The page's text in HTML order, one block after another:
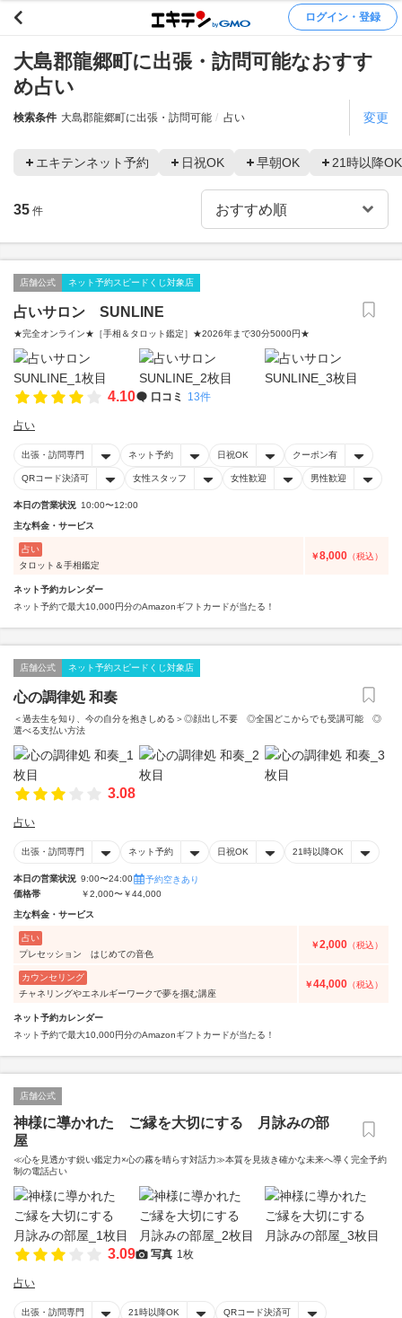
ログイン・登録
大島郡龍郷町に出張・訪問可能なおすす
め占い
検索条件 大島郡龍郷町に出張・訪問可能 占い 変更
エキテンネット予約 日祝OK 早朝OK 21時以降OK
35 件
店舗公式 ネット予約スピードくじ対象店
占いサロン SUNLINE
★完全オンライン★［手相＆タロット鑑定］★2026年まで30分5000円★
4.10 口コミ 13件
占い
出張・訪問専門 ネット予約 日祝OK クーポン有
QRコード決済可 女性スタッフ 女性歓迎 男性歓迎
本日の営業状況 10:00〜12:00
主な料金・サービス
占い
タロット＆手相鑑定
￥8,000 （税込）
ネット予約カレンダー
ネット予約で最大10,000円分のAmazonギフトカードが当たる！
店舗公式 ネット予約スピードくじ対象店
心の調律処 和奏
＜過去生を知り、今の自分を抱きしめる＞◎顔出し不要 ◎全国どこからでも受講可能 ◎
選べる支払い方法
3.08
占い
出張・訪問専門 ネット予約 日祝OK 21時以降OK
本日の営業状況 9:00〜24:00
予約空きあり
価格帯
￥2,000〜￥44,000
主な料金・サービス
占い
プレセッション はじめての音色
￥2,000 （税込）
カウンセリング
チャネリングやエネルギーワークで夢を掴む講座
￥44,000 （税込）
ネット予約カレンダー
ネット予約で最大10,000円分のAmazonギフトカードが当たる！
店舗公式
神様に導かれた ご縁を大切にする 月詠みの部
屋
≪心を見透かす鋭い鑑定力×心の霧を晴らす対話力≫本質を見抜き確かな未来へ導く完全予約
制の電話占い
3.09 写真 1枚
占い
出張・訪問専門 21時以降OK QRコード決済可